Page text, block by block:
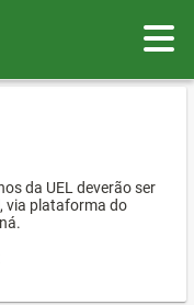
da UEL deverão ser
via plataforma do